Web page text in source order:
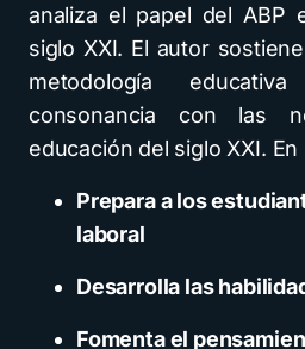
analiza el papel del ABP
siglo XXI. El autor
metodología
consonancia con las
educación del siglo XXI. En
Prepara a los
laboral
Desarrolla las
Fomenta el